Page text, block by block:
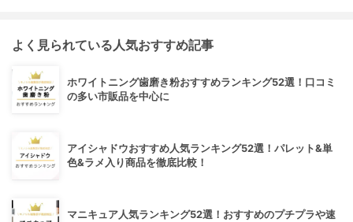
よく見られている人気おすすめ記事
ホワイトニング歯磨き粉おすすめランキング52選！口コミ
の多い市販品を中心に
アイシャドウおすすめ人気ランキング52選！パレット&単
色&ラメ入り商品を徹底比較！
マニキュア人気ランキング52選！おすすめのプチプラや速